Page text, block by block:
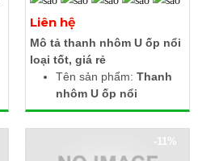
Xem thêm ảnh
Liên hệ
Mô tả thanh nhôm U ốp nổi
loại tốt, giá rẻ
Tên sản phẩm: Thanh
nhôm U ốp nổi
Kích thước: Rộng 17.4 x
Cao 7 x Lọt lòng 12.4
-11%